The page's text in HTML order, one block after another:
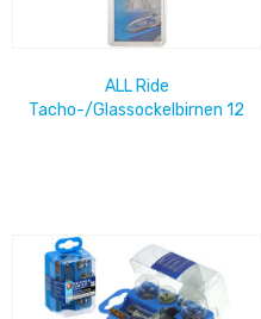
ALL Ride
Tacho-/Glassockelbirnen 12